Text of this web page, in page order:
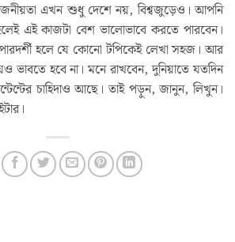
এখন শুধু দেশে নয়, বিশ্বজুড়েও। আপনি
এই কাজটা বেশ ভালোভাবে করতে পারবেন।
হলে যে কোনো টপিকেই লেখা সহজ। আর
ভাবতে হবে না। মনে রাখবেন, দুনিয়াতে যতদিন
চাহিদাও আছে। তাই পড়ুন, জানুন, লিখুন।